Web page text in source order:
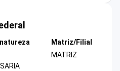
Matriz/Filial
MATRIZ